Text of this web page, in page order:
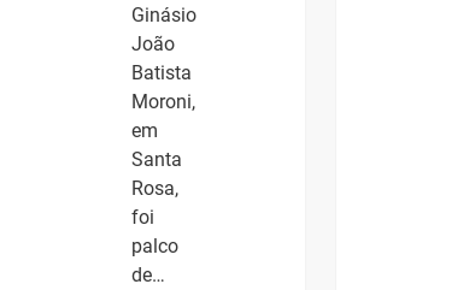
Ginásio
João
Batista
Moroni,
em
Santa
Rosa,
foi
palco
de…